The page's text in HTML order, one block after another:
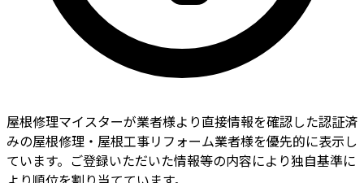
屋根修理マイスターが業者様より直接情報を確認した認証済
みの屋根修理・屋根工事リフォーム業者様を優先的に表示し
ています。ご登録いただいた情報等の内容により独自基準に